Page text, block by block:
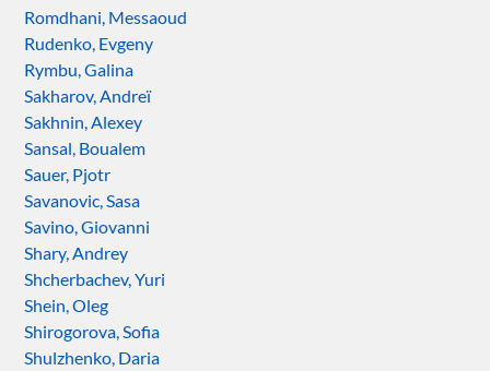
Romdhani, Messaoud
Rudenko, Evgeny
Rymbu, Galina
Sakharov, Andreï
Sakhnin, Alexey
Sansal, Boualem
Sauer, Pjotr
Savanovic, Sasa
Savino, Giovanni
Shary, Andrey
Shcherbachev, Yuri
Shein, Oleg
Shirogorova, Sofia
Shulzhenko, Daria